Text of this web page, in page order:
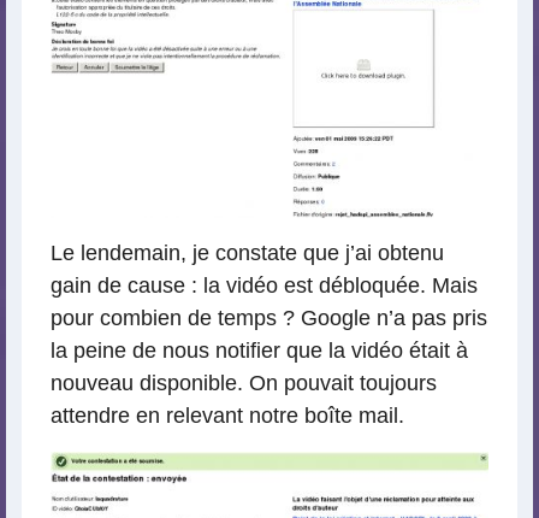
Le lendemain, je constate que j’ai obtenu
gain de cause : la vidéo est débloquée. Mais
pour combien de temps ? Google n’a pas pris
la peine de nous notifier que la vidéo était à
nouveau disponible. On pouvait toujours
attendre en relevant notre boîte mail.